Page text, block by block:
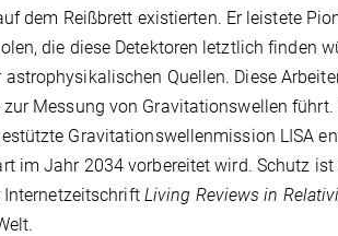
dem Reißbrett existierten. Er leistete
die diese Detektoren letztlich finden
Quellen. Diese
Messung von Gravitationswellen führt.
Gravitationswellenmission LISA
im Jahr 2034 vorbereitet wird. Schutz
Internetzeitschrift Living Reviews in